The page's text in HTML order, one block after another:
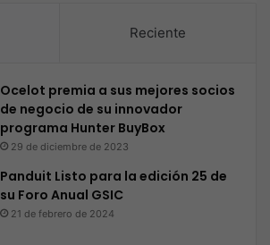
Reciente
Ocelot premia a sus mejores socios
de negocio de su innovador
programa Hunter BuyBox
29 de diciembre de 2023
Panduit Listo para la edición 25 de
su Foro Anual GSIC
21 de febrero de 2024